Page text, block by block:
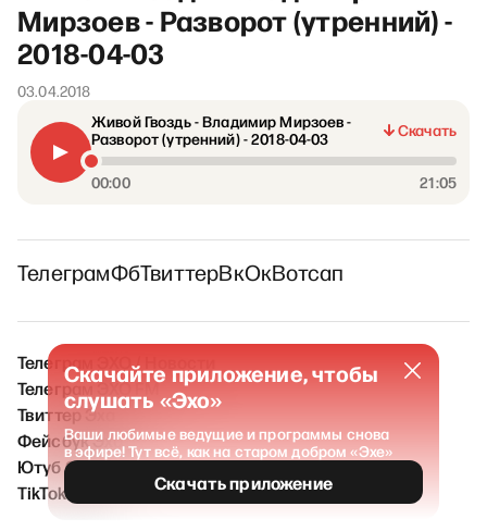
Мирзоев - Разворот (утренний) -
2018-04-03
03.04.2018
Живой Гвоздь - Владимир Мирзоев -
Разворот (утренний) - 2018-04-03
Скачать
00:00 21:05
ТелеграмФбТвиттерВкОкВотсап
Скачайте приложение, чтобы
слушать «Эхо»
Ваши любимые ведущие и программы снова
в эфире! Тут всё, как на старом добром «Эхе»
Скачать приложение
Телеграм ЭХО / Новости
Телеграм ЭХО FM
Твиттер Эха
Фейсбук Эха
Ютуб Эха
TikTok Эха